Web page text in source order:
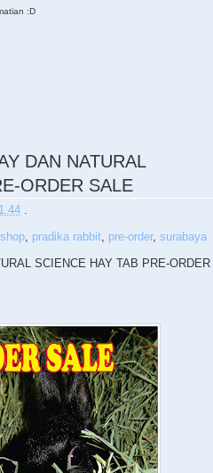
:D
DAN NATURAL
ORDER SALE
.
, pradika rabbit, pre-order, surabaya
SCIENCE HAY TAB PRE-ORDER